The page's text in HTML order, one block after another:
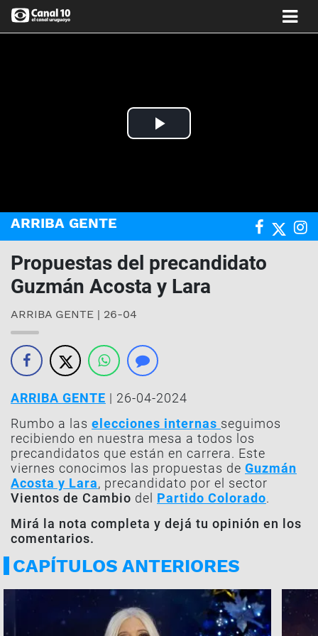
Play
ARRIBA GENTE
Propuestas del precandidato
Guzmán Acosta y Lara
ARRIBA GENTE | 26-04
ARRIBA GENTE | 26-04-2024
Rumbo a las elecciones internas seguimos
recibiendo en nuestra mesa a todos los
precandidatos que están en carrera. Este
viernes conocimos las propuestas de Guzmán
Acosta y Lara, precandidato por el sector
Vientos de Cambio del Partido Colorado.
Mirá la nota completa y dejá tu opinión en los
comentarios.
CAPÍTULOS ANTERIORES